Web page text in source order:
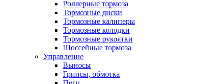
Роллерные тормоза
Тормозные диски
Тормозные калиперы
Тормозные колодки
Тормозные рукоятки
Шоссейные тормоза
Управление
Выносы
Грипсы, обмотка